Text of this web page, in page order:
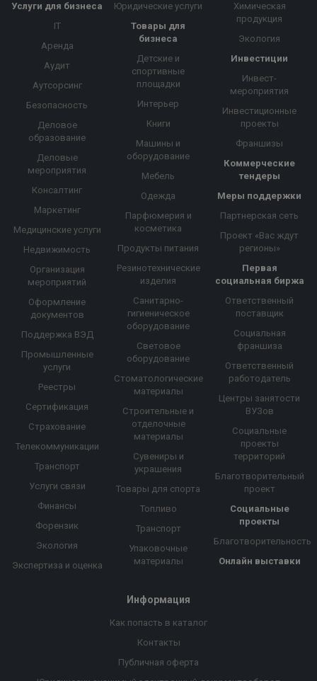
Услуги для бизнеса
IT
Аренда
Аудит
Аутсорсинг
Безопасность
Деловое
образование
Деловые
мероприятия
Консалтинг
Маркетинг
Медицинские услуги
Недвижимость
Организация
мероприятий
Оформление
документов
Поддержка ВЭД
Промышленные
услуги
Реестры
Сертификация
Страхование
Телекоммуникации
Транспорт
Услуги связи
Финансы
Форензик
Экология
Экспертиза и оценка
Юридические услуги
Товары для
бизнеса
Детские и
спортивные
площадки
Интерьер
Книги
Машины и
оборудование
Мебель
Одежда
Парфюмерия и
косметика
Продукты питания
Резинотехнические
изделия
Санитарно-
гигиеническое
оборудование
Световое
оборудование
Стоматологические
материалы
Строительные и
отделочные
материалы
Сувениры и
украшения
Товары для спорта
Топливо
Транспорт
Упаковочные
материалы
Химическая
продукция
Экология
Инвестиции
Инвест-
мероприятия
Инвестиционные
проекты
Франшизы
Коммерческие
тендеры
Меры поддержки
Партнерская сеть
Проект «Вас ждут
регионы»
Первая
социальная биржа
Ответственный
поставщик
Социальная
франшиза
Ответственный
работодатель
Центры занятости
ВУЗов
Социальные
проекты
территорий
Благотворительный
проект
Социальные
проекты
Благотворительность
Онлайн выставки
Информация
Как попасть в каталог
Контакты
Публичная оферта